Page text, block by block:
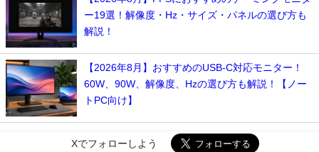
ー19選！解像度・Hz・サイズ・パネルの選び方も
解説！
【2026年8月】おすすめのUSB-C対応モニター！
60W、90W、解像度、Hzの選び方も解説！【ノー
トPC向け】
Xでフォローしよう